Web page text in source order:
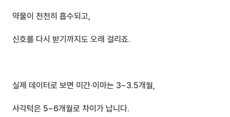
약물이 천천히 흡수되고,
신호를 다시 받기까지도 오래 걸리죠.
실제 데이터로 보면 미간·이마는 3~3.5개월,
사각턱은 5~6개월로 차이가 납니다.